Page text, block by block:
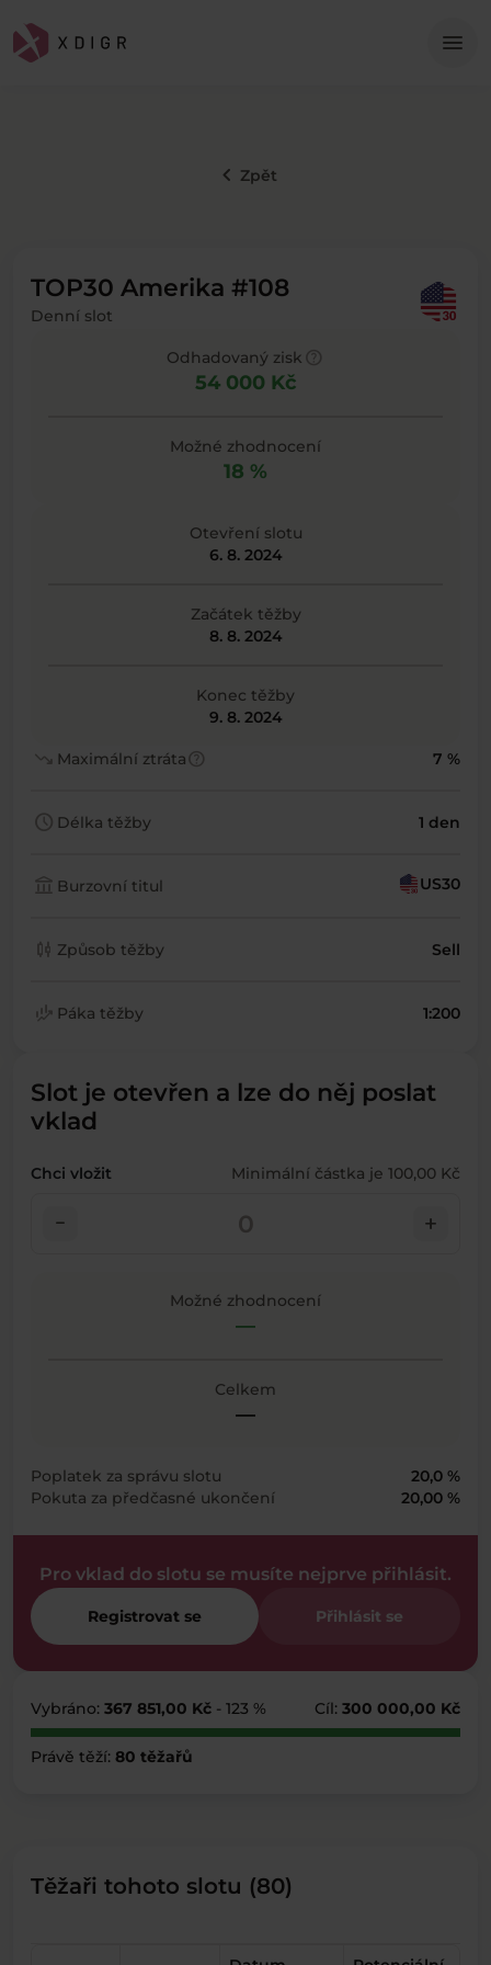
menu
keyboard_arrow_left Zpět
TOP30 Amerika #108
Denní slot
Odhadovaný zisk
54 000 Kč
Možné zhodnocení
18 %
Otevření slotu
6. 8. 2024
Začátek těžby
8. 8. 2024
Konec těžby
9. 8. 2024
trending_down Maximální ztrátahelp 7 %
schedule Délka těžby 1 den
account_balance Burzovní titul US30
candlestick_chart Způsob těžby Sell
finance_mode Páka těžby 1:200
Slot je otevřen a lze do něj poslat
vklad
Chci vložit Minimální částka je 100,00 Kč
check_indeterminate_small add
Možné zhodnocení
—
Celkem
—
Poplatek za správu slotu
20,0 %
Pokuta za předčasné ukončení
20,00 %
Pro vklad do slotu se musíte nejprve přihlásit.
Registrovat se Přihlásit se
Vybráno: 367 851,00 Kč - 123 % Cíl: 300 000,00 Kč
Právě těží: 80 těžařů
Těžaři tohoto slotu (80)